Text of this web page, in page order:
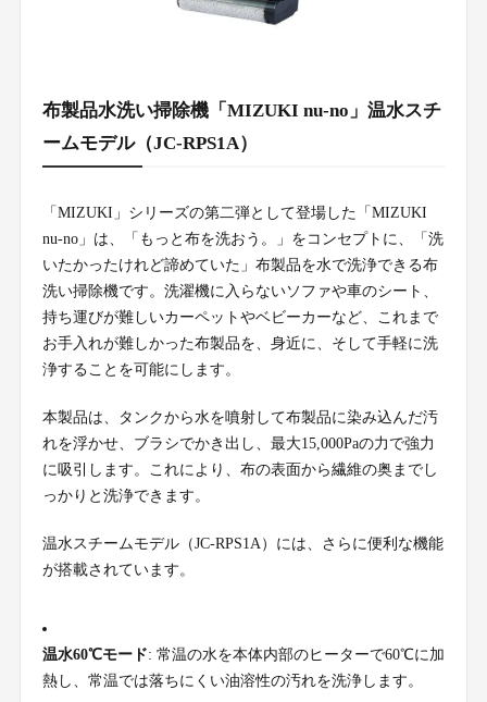
布製品水洗い掃除機「MIZUKI nu-no」温水スチ
ームモデル（JC-RPS1A）
「MIZUKI」シリーズの第二弾として登場した「MIZUKI
nu-no」は、「もっと布を洗おう。」をコンセプトに、「洗
いたかったけれど諦めていた」布製品を水で洗浄できる布
洗い掃除機です。洗濯機に入らないソファや車のシート、
持ち運びが難しいカーペットやベビーカーなど、これまで
お手入れが難しかった布製品を、身近に、そして手軽に洗
浄することを可能にします。
本製品は、タンクから水を噴射して布製品に染み込んだ汚
れを浮かせ、ブラシでかき出し、最大15,000Paの力で強力
に吸引します。これにより、布の表面から繊維の奥までし
っかりと洗浄できます。
温水スチームモデル（JC-RPS1A）には、さらに便利な機能
が搭載されています。
温水60℃モード: 常温の水を本体内部のヒーターで60℃に加
熱し、常温では落ちにくい油溶性の汚れを洗浄します。